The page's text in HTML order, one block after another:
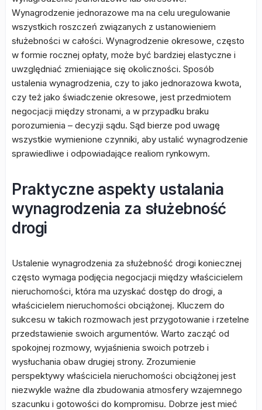
Wynagrodzenie jednorazowe ma na celu uregulowanie
wszystkich roszczeń związanych z ustanowieniem
służebności w całości. Wynagrodzenie okresowe, często
w formie rocznej opłaty, może być bardziej elastyczne i
uwzględniać zmieniające się okoliczności. Sposób
ustalenia wynagrodzenia, czy to jako jednorazowa kwota,
czy też jako świadczenie okresowe, jest przedmiotem
negocjacji między stronami, a w przypadku braku
porozumienia – decyzji sądu. Sąd bierze pod uwagę
wszystkie wymienione czynniki, aby ustalić wynagrodzenie
sprawiedliwe i odpowiadające realiom rynkowym.
Praktyczne aspekty ustalania
wynagrodzenia za służebność
drogi
Ustalenie wynagrodzenia za służebność drogi koniecznej
często wymaga podjęcia negocjacji między właścicielem
nieruchomości, która ma uzyskać dostęp do drogi, a
właścicielem nieruchomości obciążonej. Kluczem do
sukcesu w takich rozmowach jest przygotowanie i rzetelne
przedstawienie swoich argumentów. Warto zacząć od
spokojnej rozmowy, wyjaśnienia swoich potrzeb i
wysłuchania obaw drugiej strony. Zrozumienie
perspektywy właściciela nieruchomości obciążonej jest
niezwykle ważne dla zbudowania atmosfery wzajemnego
szacunku i gotowości do kompromisu. Dobrze jest mieć